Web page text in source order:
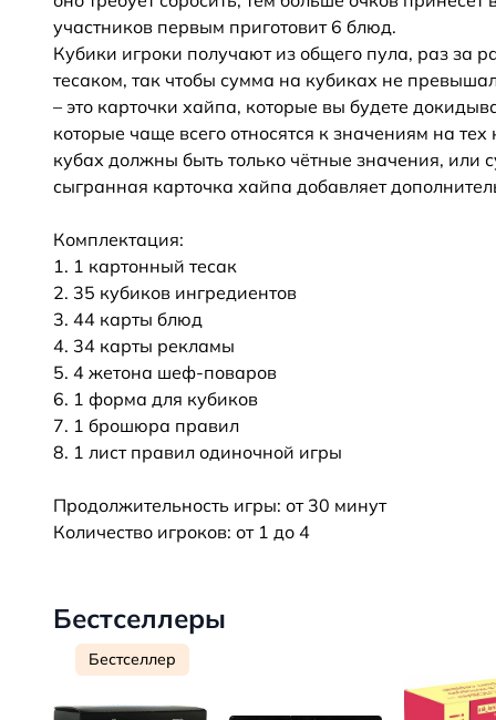
участников первым приготовит 6 блюд.
Кубики игроки получают из общего пула, раз за
тесаком, так чтобы сумма на кубиках не
– это карточки хайпа, которые вы будете
которые чаще всего относятся к значениям на
кубах должны быть только чётные значения,
сыгранная карточка хайпа добавляет
Комплектация:
1. 1 картонный тесак
2. 35 кубиков ингредиентов
3. 44 карты блюд
4. 34 карты рекламы
5. 4 жетона шеф-поваров
6. 1 форма для кубиков
7. 1 брошюра правил
8. 1 лист правил одиночной игры
Продолжительность игры: от 30 минут
Количество игроков: от 1 до 4
Бестселлеры
Бестселлер